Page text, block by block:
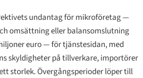
undantag för mikroföretag —
omsättning eller balansomslutning
euro — för tjänstesidan, med
skyldigheter på tillverkare, importörer
storlek. Övergångsperioder löper till